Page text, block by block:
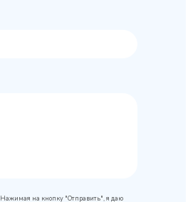
Нажимая на кнопку "Отправить", я даю